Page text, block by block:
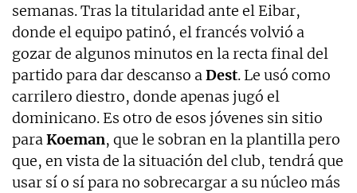
semanas. Tras la titularidad ante el Eibar,
donde el equipo patinó, el francés volvió a
gozar de algunos minutos en la recta final del
partido para dar descanso aDest. Le usó como
carrilero diestro, donde apenas jugó el
dominicano. Es otro de esos jóvenes sin sitio
paraKoeman, que le sobran en la plantilla pero
que, en vista de la situación del club, tendrá que
usar sí o sí para no sobrecargar a su núcleo más